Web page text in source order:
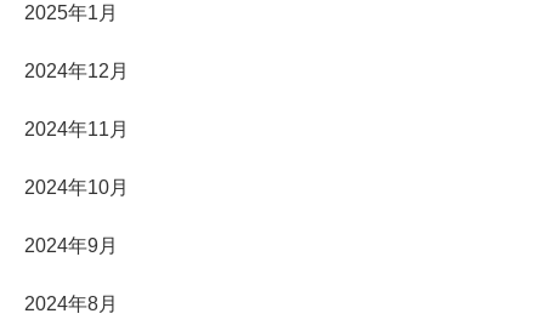
2025年1月
2024年12月
2024年11月
2024年10月
2024年9月
2024年8月